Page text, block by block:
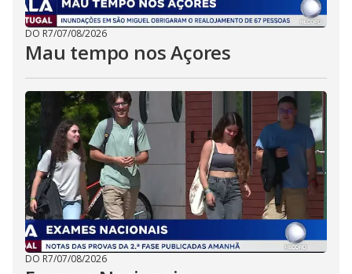
DO R7/07/08/2026
Mau tempo nos Açores
DO R7/07/08/2026